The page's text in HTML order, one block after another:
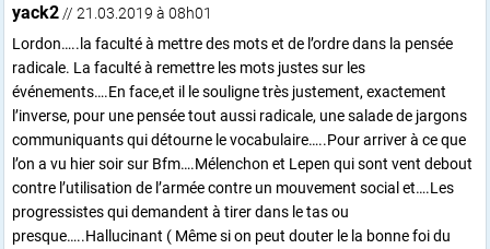
yack2 // 21.03.2019 à 08h01
Lordon…..la faculté à mettre des mots et de l’ordre dans la pensée
radicale. La faculté à remettre les mots justes sur les
événements….En face,et il le souligne très justement, exactement
l’inverse, pour une pensée tout aussi radicale, une salade de jargons
communiquants qui détourne le vocabulaire…..Pour arriver à ce que
l’on a vu hier soir sur Bfm….Mélenchon et Lepen qui sont vent debout
contre l’utilisation de l’armée contre un mouvement social et….Les
progressistes qui demandent à tirer dans le tas ou
presque…..Hallucinant ( Même si on peut douter le la bonne foi du